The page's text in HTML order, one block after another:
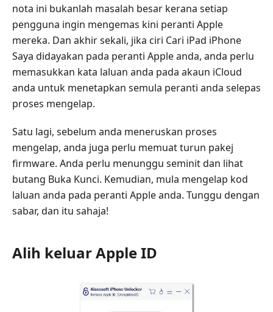
nota ini bukanlah masalah besar kerana setiap
pengguna ingin mengemas kini peranti Apple
mereka. Dan akhir sekali, jika ciri Cari iPad iPhone
Saya didayakan pada peranti Apple anda, anda perlu
memasukkan kata laluan anda pada akaun iCloud
anda untuk menetapkan semula peranti anda selepas
proses mengelap.
Satu lagi, sebelum anda meneruskan proses
mengelap, anda juga perlu memuat turun pakej
firmware. Anda perlu menunggu seminit dan lihat
butang Buka Kunci. Kemudian, mula mengelap kod
laluan anda pada peranti Apple anda. Tunggu dengan
sabar, dan itu sahaja!
Alih keluar Apple ID